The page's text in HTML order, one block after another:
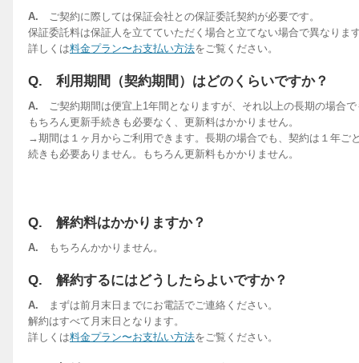
A. ご契約に際しては保証会社との保証委託契約が必要です。
保証委託料は保証人を立てていただく場合と立てない場合で異なりま
詳しくは料金プラン〜お支払い方法をご覧ください。
Q. 利用期間（契約期間）はどのくらいですか？
A. ご契約期間は便宜上1年間となりますが、それ以上の長期の場合
もちろん更新手続きも必要なく、更新料はかかりません。
→期間は１ヶ月からご利用できます。長期の場合でも、契約は１年ご
続きも必要ありません。もちろん更新料もかかりません。
Q. 解約料はかかりますか？
A. もちろんかかりません。
Q. 解約するにはどうしたらよいですか？
A.
まずは前月末日までにお電話でご連絡ください。
解約はすべて月末日となります。
詳しくは料金プラン〜お支払い方法をご覧ください。